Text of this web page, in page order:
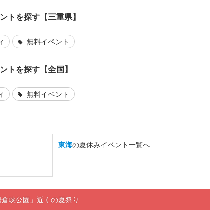
トを探す【三重県】
無料イベント
トを探す【全国】
無料イベント
東海の夏休みイベント一覧へ
峡公園」近くの夏祭り